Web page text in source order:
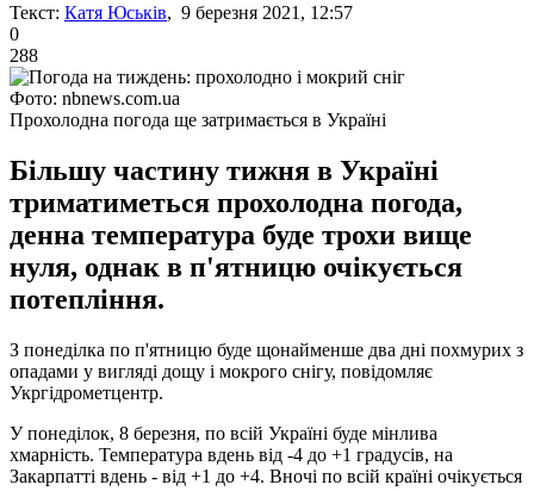
Текст: Катя Юськів, 9 березня 2021, 12:57
0
288
Фото: nbnews.com.ua
Прохолодна погода ще затримається в Україні
Більшу частину тижня в Україні
триматиметься прохолодна погода,
денна температура буде трохи вище
нуля, однак в п'ятницю очікується
потепління.
З понеділка по п'ятницю буде щонайменше два дні похмурих з
опадами у вигляді дощу і мокрого снігу, повідомляє
Укргідрометцентр.
У понеділок, 8 березня, по всій Україні буде мінлива
хмарність. Температура вдень від -4 до +1 градусів, на
Закарпатті вдень - від +1 до +4. Вночі по всій країні очікується